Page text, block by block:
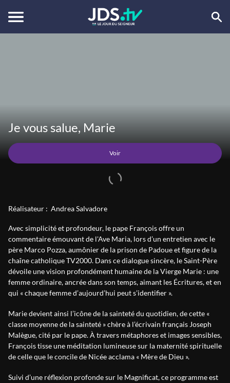
Je vous salue, Marie
Voir
Réalisateur : Andrea Salvadore
Avec simplicité et profondeur, le pape François offre un
commentaire émouvant de l'Ave Maria, lors d’un entretien avec le
père Marco Pozza, aumônier de la prison de Padoue et figure de la
chaîne catholique TV2000. Dans ce dialogue sincère, le Saint-Père
dévoile une vision profondément humaine de la Vierge Marie : une
femme ordinaire, ancrée dans son temps, aimant les Écritures, et en
qui « chaque femme d’aujourd’hui peut s’identifier ».
Marie devient ainsi l’icône de la sainteté du quotidien, de cette «
classe moyenne de la sainteté » chère à l’écrivain français Joseph
Malègue, cité par le pape. À travers métaphores et images sensibles,
François tisse une méditation lumineuse sur la maternité spirituelle
de celle que le concile de Nicée acclama « Mère de Dieu ».
Suivi d’une réflexion profonde sur le Magnificat, ce programme est